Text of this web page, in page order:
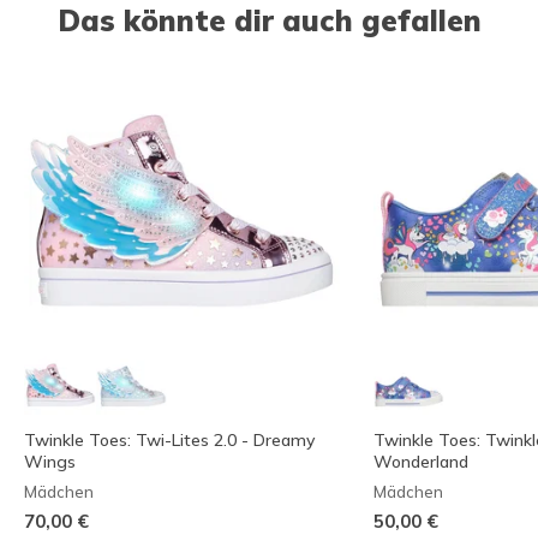
Das könnte dir auch gefallen
Twinkle Toes: Twi-Lites 2.0 - Dreamy
Wings
Mädchen
70,00 €
Twinkle Toes:
Wonderland
Mädchen
50,00 €